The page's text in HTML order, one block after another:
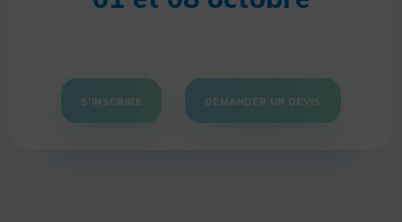
S'INSCRIRE DEMANDER UN DEVIS